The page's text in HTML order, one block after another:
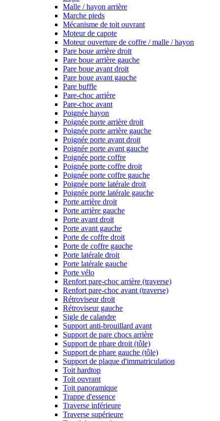
Malle / hayon arrière
Marche pieds
Mécanisme de toit ouvrant
Moteur de capote
Moteur ouverture de coffre / malle / hayon
Pare boue arrière droit
Pare boue arrière gauche
Pare boue avant droit
Pare boue avant gauche
Pare buffle
Pare-choc arrière
Pare-choc avant
Poignée hayon
Poignée porte arrière droit
Poignée porte arrière gauche
Poignée porte avant droit
Poignée porte avant gauche
Poignée porte coffre
Poignée porte coffre droit
Poignée porte coffre gauche
Poignée porte latérale droit
Poignée porte latérale gauche
Porte arrière droit
Porte arrière gauche
Porte avant droit
Porte avant gauche
Porte de coffre droit
Porte de coffre gauche
Porte latérale droit
Porte latérale gauche
Porte vélo
Renfort pare-choc arrière (traverse)
Renfort pare-choc avant (traverse)
Rétroviseur droit
Rétroviseur gauche
Sigle de calandre
Support anti-brouillard avant
Support de pare chocs arrière
Support de phare droit (tôle)
Support de phare gauche (tôle)
Support de plaque d'immatriculation
Toit hardtop
Toit ouvrant
Toit panoramique
Trappe d'essence
Traverse inférieure
Traverse supérieure